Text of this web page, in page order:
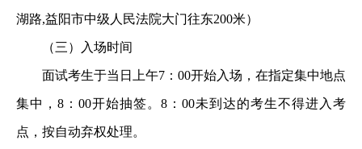
湖路,益阳市中级人民法院大门往东200米）
（三）入场时间
面试考生于当日上午7：00开始入场，在指定集中地点
集中，8：00开始抽签。8：00未到达的考生不得进入考
点，按自动弃权处理。